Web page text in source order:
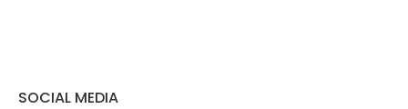
SOCIAL MEDIA